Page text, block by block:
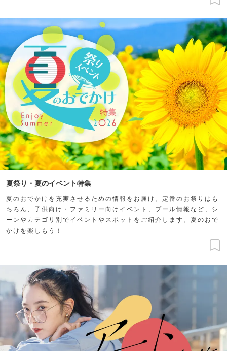
夏祭り・夏のイベント特集
夏のおでかけを充実させるための情報をお届け。定番のお祭りはも
ちろん、子供向け・ファミリー向けイベント、プール情報など、シ
ーンやカテゴリ別でイベントやスポットをご紹介します。夏のおで
かけを楽しもう！